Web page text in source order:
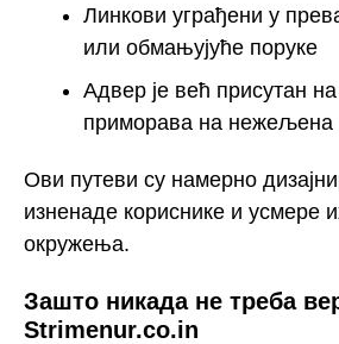
Линкови уграђени у
или обмањујуће поруке
Адвер је већ присутан
приморава на
Ови путеви су намерно
изненаде кориснике и усмере
окружења.
Зашто никада не треба
Strimenur.co.in